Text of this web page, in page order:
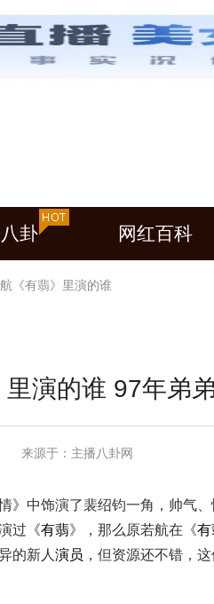
卦 网红百科
《有翡》里演的谁
演的谁 97年弟
来源于：主播八卦网
》中饰演了裴绍钧一角，帅气
过《有翡》，那么原若航在《有
的新人 演员 ，但资源还不错，